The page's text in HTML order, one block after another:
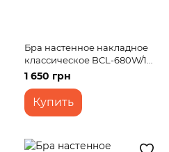
Бра настенное накладное
классическое BCL-680W/1
G9 AB
1 650 грн
Купить